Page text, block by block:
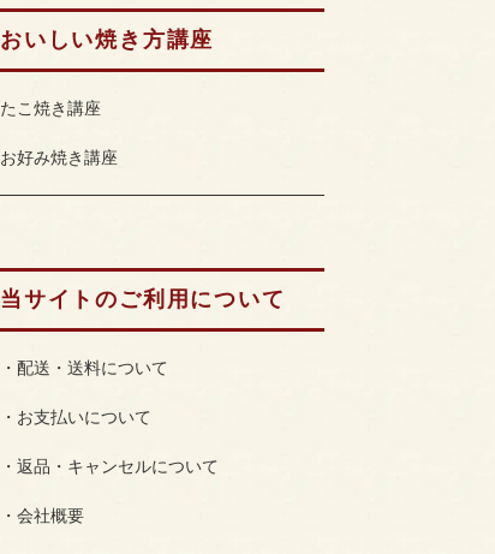
おいしい焼き方講座
たこ焼き講座
お好み焼き講座
当サイトのご利用について
・配送・送料について
・お支払いについて
・返品・キャンセルについて
・会社概要